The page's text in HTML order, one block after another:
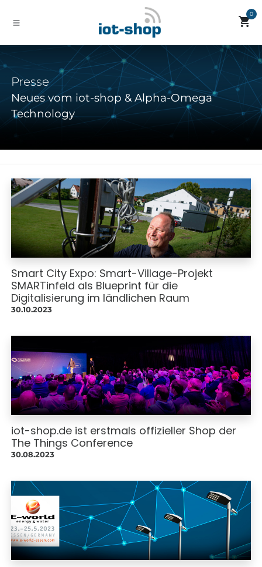
0
Presse
Neues vom iot-shop & Alpha-Omega
Technology
Smart City Expo: Smart-Village-Projekt
SMARTinfeld als Blueprint für die
Digitalisierung im ländlichen Raum
30.10.2023
iot-shop.de ist erstmals offizieller Shop der
The Things Conference
30.08.2023